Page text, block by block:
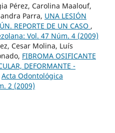
Pérez, Carolina Maalouf,
Parra, UNA LESIÓN
REPORTE DE UN CASO ,
Vol. 47 Núm. 4 (2009)
Cesar Molina, Luís
FIBROMA OSIFICANTE
DEFORMANTE -
Acta Odontológica
2 (2009)